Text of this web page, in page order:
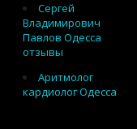
Сергей
Владимирович
Павлов Одесса
отзывы
Аритмолог
кардиолог Одесса